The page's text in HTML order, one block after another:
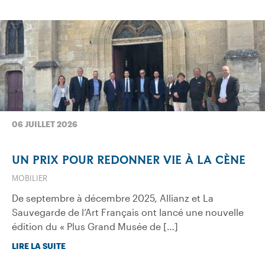
06 JUILLET 2026
UN PRIX POUR REDONNER VIE À LA CÈNE
MOBILIER
De septembre à décembre 2025, Allianz et La
Sauvegarde de l’Art Français ont lancé une nouvelle
édition du « Plus Grand Musée de […]
LIRE LA SUITE